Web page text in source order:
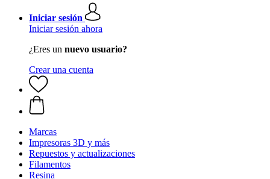
Iniciar sesión
Iniciar sesión ahora
¿Eres un nuevo usuario?
Crear una cuenta
Marcas
Impresoras 3D y más
Repuestos y actualizaciones
Filamentos
Resina